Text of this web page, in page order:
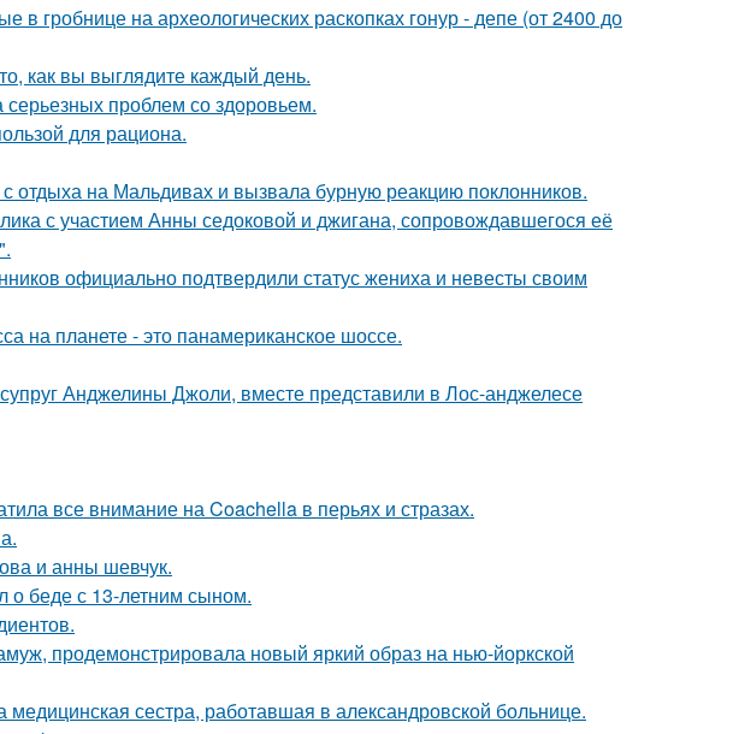
гробнице на археологических раскопках гонур - депе (от 2400 до
как вы выглядите каждый день.
серьезных проблем со здоровьем.
для рациона.
отдыха на Мальдивах и вызвала бурную реакцию поклонников.
с участием Анны седоковой и джигана, сопровождавшегося её
официально подтвердили статус жениха и невесты своим
на планете - это панамериканское шоссе.
Анджелины Джоли, вместе представили в Лос-анджелесе
все внимание на Coachella в перьях и стразах.
и анны шевчук.
о беде с 13-летним сыном.
продемонстрировала новый яркий образ на нью-йоркской
медицинская сестра, работавшая в александровской больнице.